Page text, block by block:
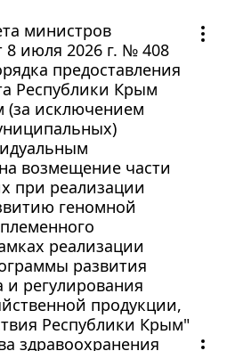
министров
июля 2026 г. № 408
предоставления
Республики Крым
исключением
возмещение части
при реализации
геномной
реализации
развития
и регулирования
продукции,
Республики Крым"
здравоохранения